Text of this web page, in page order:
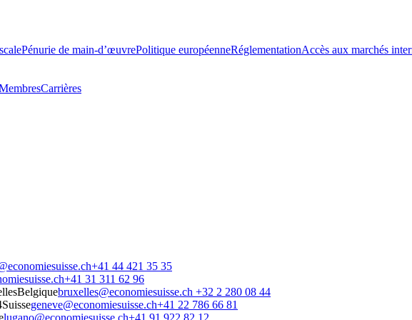
Pénurie de main-d’œuvrePolitique européenneRéglementationAccès aux marchés
Carrières
+41 44 421 35 35
+41 31 311 62 96
Belgiquebruxelles@economiesuisse.ch +32 2 280 08 44
Suissegeneve@economiesuisse.ch+41 22 786 66 81
lugano@economiesuisse.ch+41 91 922 82 12